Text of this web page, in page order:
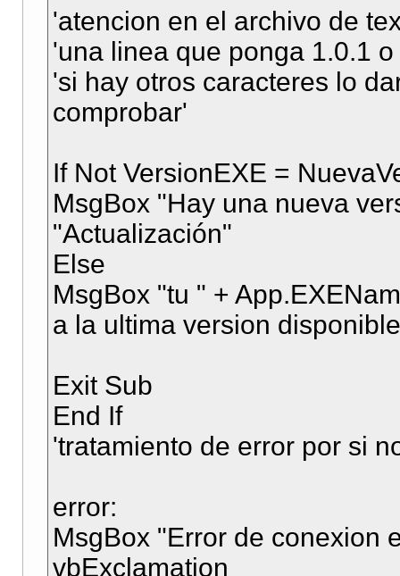
'atencion en el archivo de
'una linea que ponga 1.0.1
'si hay otros caracteres lo
comprobar'
If Not VersionEXE =
MsgBox "Hay una nueva
"Actualización"
Else
MsgBox "tu " +
a la ultima version
Exit Sub
End If
'tratamiento de error por si
error:
MsgBox "Error de conexion
vbExclamation